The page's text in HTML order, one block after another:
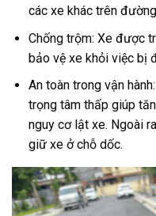
các xe khác trên
Chống trộm: Xe được
bảo vệ xe khỏi việc bị
An toàn trong vận
trọng tâm thấp giúp
nguy cơ lật xe. Ngoài
giữ xe ở chỗ dốc.